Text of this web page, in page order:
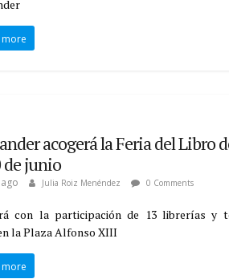
more
acogerá la Feria del Libro
de junio
Julia Roiz Menéndez 0 Comments
con la participación de 13 librerías y
la Plaza Alfonso XIII
more